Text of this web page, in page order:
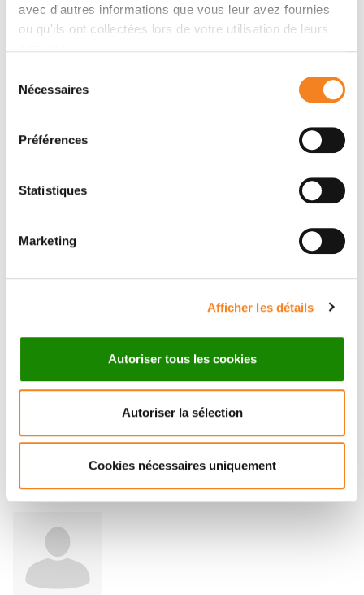
avec d'autres informations que vous leur avez fournies
ou qu'ils ont collectées lors de votre utilisation de leurs
Nécessaires
Préférences
Statistiques
Marketing
Afficher les détails
Autoriser tous les cookies
Autoriser la sélection
Cookies nécessaires uniquement
MARION ALCANTARA
Médecin
Saint-Cloud
Biologie cellulaire
FERYAL ALI ZADEH
Anesthésie Réanimation